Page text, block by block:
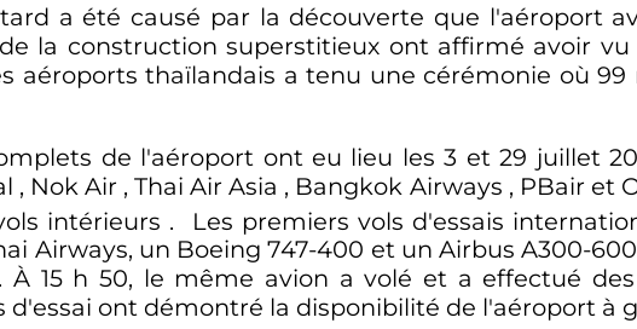
a été causé par la découverte que l'aéroport
la construction superstitieux ont affirmé avoir
aéroports thaïlandais a tenu une cérémonie où99
de l'aéroport ont eu lieu les 3 et 29 juillet
, Nok Air , Thai Air Asia , Bangkok Airways , PBair
intérieurs . Les premiers vols d'essais
Airways, un Boeing 747-400 et un Airbus A300-
À 15 h 50, le même avion a volé et a effectué
d'essai ont démontré la disponibilité de l'aéroport à